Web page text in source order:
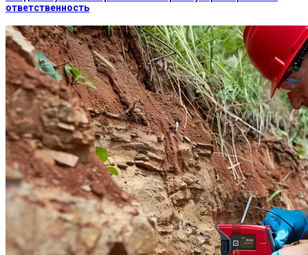
ответственность